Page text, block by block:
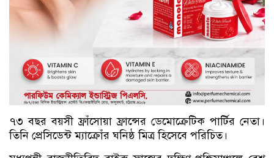
৭৩ বছর বয়সী ফ্রাঁসোয়া ফ্রান্সের ডেমোক্রেটিক পার্টির নেতা।
তিনি প্রেসিডেন্ট ম্যাক্রোঁর ঘনিষ্ঠ মিত্র হিসেবে পরিচিত।